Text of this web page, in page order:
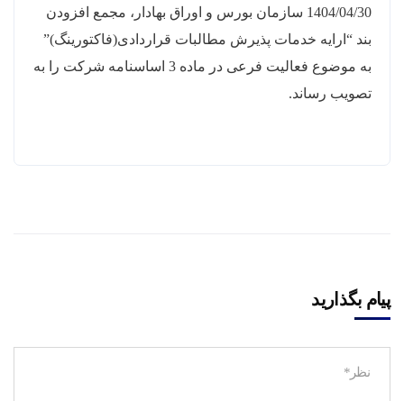
1404/04/30 سازمان بورس و اوراق بهادار، مجمع افزودن
بند “ارایه خدمات پذیرش مطالبات قراردادی(فاکتورینگ)”
به موضوع فعالیت فرعی در ماده 3 اساسنامه شرکت را به
تصویب رساند.
پیام بگذارید